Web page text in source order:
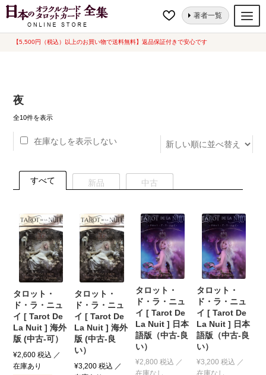
【5,500円（税込）以上のお買い物で送料無料】返品保証付きで安心です
ナ
コ
著者一覧
オラクルカード
ルノルマンカード
トランプ
セット
希少品
書籍
カード関連グッズ
ホーム “夜”にタグ付けされた商品
夜
全10件を表示新
い
順
在庫なしを表示しない
すべて 新品 中古
タロット・
ド・ラ・ニュ
イ [ Tarot De
La Nuit ] 海外
版 (中古-可）
¥2,600 税込
タロット・
ド・ラ・ニュ
イ [ Tarot De
La Nuit ] 海外
版 (中古-良
い）
¥3,200 税込
タロット・
ド・ラ・ニュ
イ [ Tarot De
La Nuit ] 日本
語版（中古-良
い）
¥2,800 税込
タロット・
ド・ラ・ニュ
イ [ Tarot De
La Nuit ] 日本
語版（中古-良
い）
¥3,200 税込